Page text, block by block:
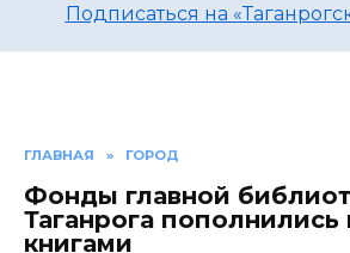
Подписаться на
ГЛАВНАЯ » ГОРОД
Фонды главной
Таганрога
книгами